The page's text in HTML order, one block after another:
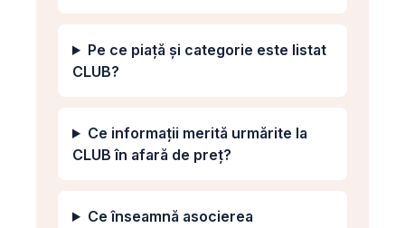
Pe ce piață și categorie este listat
CLUB?
Ce informații merită urmărite la
CLUB în afară de preț?
Ce înseamnă asocierea